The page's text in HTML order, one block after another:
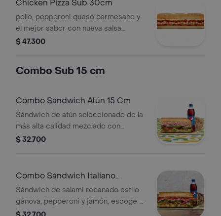
Chicken Pizza Sub 30cm
pollo, pepperoni queso parmesano y
el mejor sabor con nueva salsa
marinara y vegetales.
$ 47.300
Combo Sub 15 cm
Combo Sándwich Atún 15 Cm
Sándwich de atún seleccionado de la
más alta calidad mezclado con
mayonesa, escoge el pan, queso,
$ 32.700
Combo Sándwich Italiano
B.M.T.™ 15 Cm
Sándwich de salami rebanado estilo
génova, pepperoni y jamón, escoge el
pan, queso, vegetales y salsas que